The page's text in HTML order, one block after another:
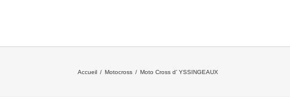
Accueil / Motocross / Moto Cross d’ YSSINGEAUX